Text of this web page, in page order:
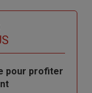
pour profiter